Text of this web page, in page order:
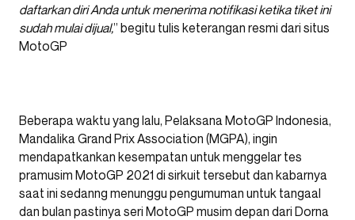
daftarkan diri Anda untuk menerima notifikasi ketika tiket ini
sudah mulai dijual,” begitu tulis keterangan resmi dari situs
MotoGP
Beberapa waktu yang lalu, Pelaksana MotoGP Indonesia,
Mandalika Grand Prix Association (MGPA), ingin
mendapatkankan kesempatan untuk menggelar tes
pramusim MotoGP 2021 di sirkuit tersebut dan kabarnya
saat ini sedanng menunggu pengumuman untuk tangaal
dan bulan pastinya seri MotoGP musim depan dari Dorna